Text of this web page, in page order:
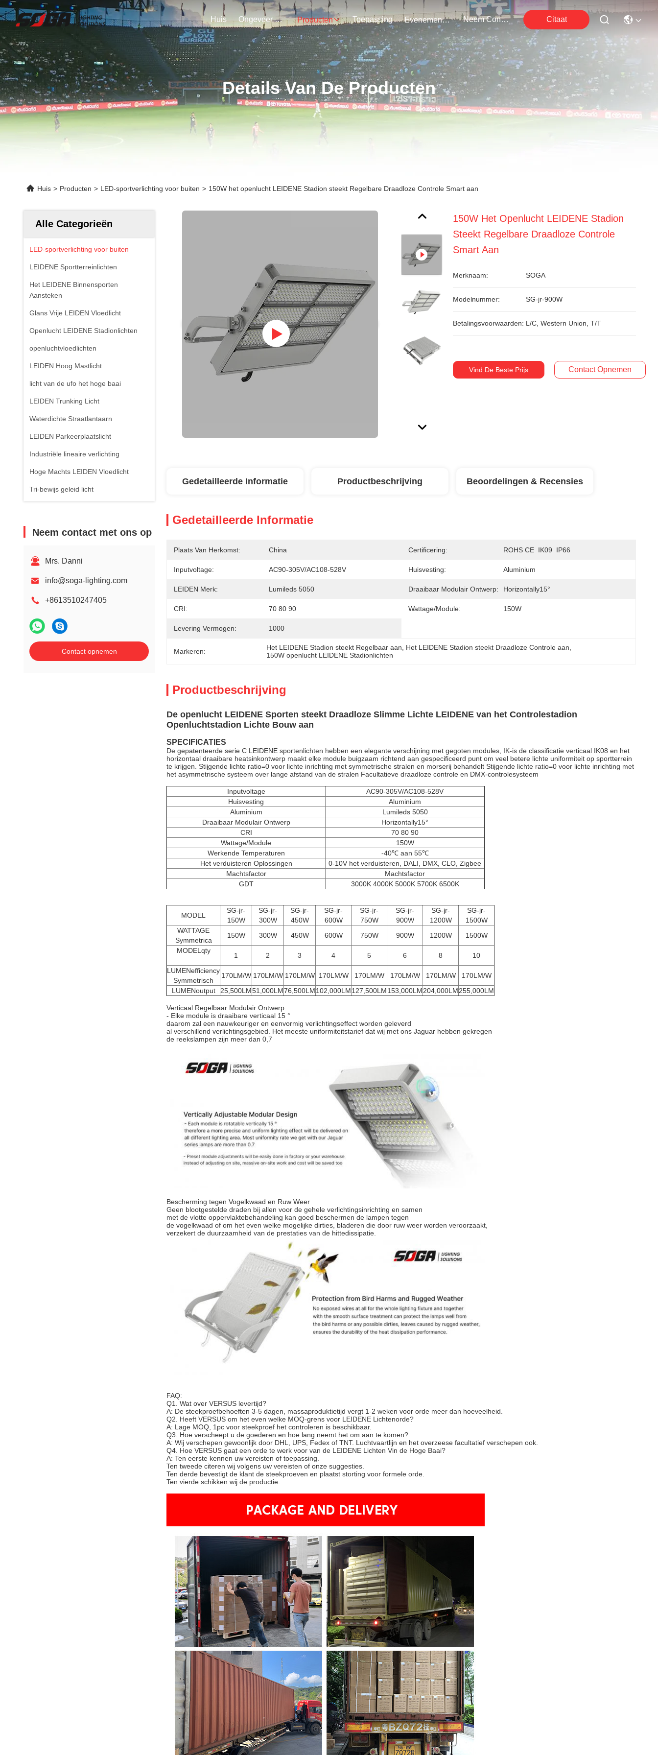
Huis Ongeveer Ons Producten Toepassing Evenementen Neem Contact Met Ons Op Citaat
Details Van De Producten
Huis > Producten > LED-sportverlichting voor buiten > 150W het openlucht LEIDENE Stadion steekt Regelbare Draadloze Controle Smart aan
Alle Categorieën
LED-sportverlichting voor buiten
LEIDENE Sportterreinlichten
Het LEIDENE Binnensporten
Aansteken
Glans Vrije LEIDEN Vloedlicht
Openlucht LEIDENE Stadionlichten
openluchtvloedlichten
LEIDEN Hoog Mastlicht
licht van de ufo het hoge baai
LEIDEN Trunking Licht
Waterdichte Straatlantaarn
LEIDEN Parkeerplaatslicht
Industriële lineaire verlichting
Hoge Machts LEIDEN Vloedlicht
Tri-bewijs geleid licht
Neem contact met ons op
Mrs. Danni
info@soga-lighting.com
+8613510247405
Contact opnemen
150W Het Openlucht LEIDENE Stadion
Steekt Regelbare Draadloze Controle
Smart Aan
Merknaam: SOGA
Modelnummer: SG-jr-900W
Betalingsvoorwaarden: L/C, Western Union, T/T
Vind De Beste Prijs Contact Opnemen
Gedetailleerde Informatie Productbeschrijving Beoordelingen & Recensies
Gedetailleerde Informatie
Plaats Van Herkomst: China Certificering: ROHS CE  IK09  IP66
Inputvoltage: AC90-305V/AC108-528V Huisvesting: Aluminium
LEIDEN Merk: Lumileds 5050 Draaibaar Modulair Ontwerp: Horizontally15°
CRI: 70 80 90 Wattage/Module: 150W
Levering Vermogen: 1000
Markeren: Het LEIDENE Stadion steekt Regelbaar aan Het LEIDENE Stadion steekt Draadloze Controle aan
150W openlucht LEIDENE Stadionlichten
Productbeschrijving
De openlucht LEIDENE Sporten steekt Draadloze Slimme Lichte LEIDENE van het Controlestadion
Openluchtstadion Lichte Bouw aan
SPECIFICATIES
De gepatenteerde serie C LEIDENE sportenlichten hebben een elegante verschijning met gegoten modules, IK-is de classificatie verticaal IK08 en het
horizontaal draaibare heatsinkontwerp maakt elke module buigzaam richtend aan gespecificeerd punt om veel betere lichte uniformiteit op sportterrein
te krijgen. Stijgende lichte ratio=0 voor lichte inrichting met symmetrische stralen en morserij behandelt Stijgende lichte ratio=0 voor lichte inrichting met
het asymmetrische systeem over lange afstand van de stralen Facultatieve draadloze controle en DMX-controlesysteem
Inputvoltage
AC90-305V/AC108-528V
Huisvesting
Aluminium
Aluminium
Lumileds 5050
Draaibaar Modulair Ontwerp
Horizontally15°
CRI
70 80 90
Wattage/Module
150W
Werkende Temperaturen
-40℃ aan 55℃
Het verduisteren Oplossingen
0-10V het verduisteren, DALI, DMX, CLO, Zigbee
Machtsfactor
Machtsfactor
GDT
3000K 4000K 5000K 5700K 6500K
MODEL
SG-jr-
150W
SG-jr-
300W
SG-jr-
450W
SG-jr-
600W
SG-jr-
750W
SG-jr-
900W
SG-jr-
1200W
SG-jr-
1500W
WATTAGE
Symmetrica
150W 300W 450W 600W 750W 900W 1200W
1500W
MODELqty
1 2 3 4 5 6 8
10
LUMENefficiency
Symmetrisch
170LM/W 170LM/W 170LM/W 170LM/W 170LM/W 170LM/W 170LM/W
170LM/W
LUMENoutput
25,500LM51,000LM76,500LM102,000LM127,500LM153,000LM204,000LM255,000LM
Verticaal Regelbaar Modulair Ontwerp
- Elke module is draaibare verticaal 15 °
daarom zal een nauwkeuriger en eenvormig verlichtingseffect worden geleverd
al verschillend verlichtingsgebied. Het meeste uniformiteitstarief dat wij met ons Jaguar hebben gekregen
de reekslampen zijn meer dan 0,7
Bescherming tegen Vogelkwaad en Ruw Weer
Geen blootgestelde draden bij allen voor de gehele verlichtingsinrichting en samen
met de vlotte oppervlaktebehandeling kan goed beschermen de lampen tegen
de vogelkwaad of om het even welke mogelijke dirties, bladeren die door ruw weer worden veroorzaakt,
verzekert de duurzaamheid van de prestaties van de hittedissipatie.
FAQ:
Q1. Wat over VERSUS levertijd?
A: De steekproefbehoeften 3-5 dagen, massaproduktietijd vergt 1-2 weken voor orde meer dan hoeveelheid.
Q2. Heeft VERSUS om het even welke MOQ-grens voor LEIDENE Lichtenorde?
A: Lage MOQ, 1pc voor steekproef het controleren is beschikbaar.
Q3. Hoe verscheept u de goederen en hoe lang neemt het om aan te komen?
A: Wij verschepen gewoonlijk door DHL, UPS, Fedex of TNT. Luchtvaartlijn en het overzeese facultatief verschepen ook.
Q4. Hoe VERSUS gaat een orde te werk voor van de LEIDENE Lichten Vin de Hoge Baai?
A: Ten eerste kennen uw vereisten of toepassing.
Ten tweede citeren wij volgens uw vereisten of onze suggesties.
Ten derde bevestigt de klant de steekproeven en plaatst storting voor formele orde.
Ten vierde schikken wij de productie.